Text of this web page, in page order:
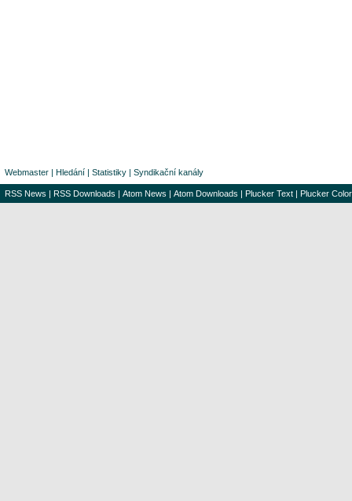
Webmaster | Hledání | Statistiky | Syndikační kanály
RSS News | RSS Downloads | Atom News | Atom Downloads | Plucker Text | Plucker Color